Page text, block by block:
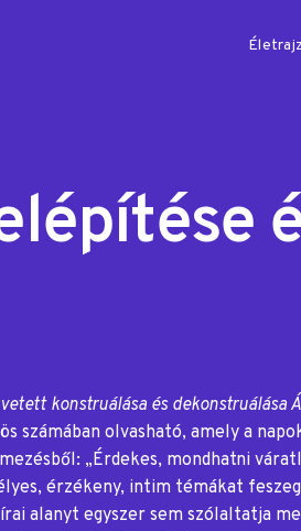
Életrajz
konstruálása és dekonstruálása
számában olvasható, amely a
„Érdekes, mondhatni
érzékeny, intim témákat
alanyt egyszer sem szólaltatja